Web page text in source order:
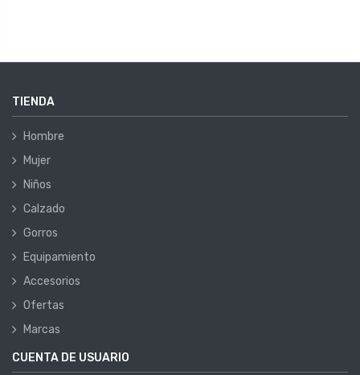
TIENDA
Hombre
Mujer
Niños
Calzado
Gorros
Equipamiento
Accesorios
Ofertas
Marcas
CUENTA DE USUARIO